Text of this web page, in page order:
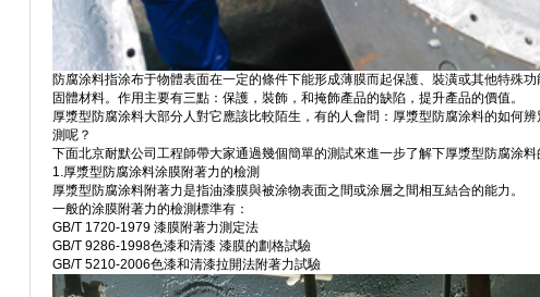
防腐涂料指涂布于物體表面在一定的條件下能形成薄膜而起保護、裝潢或其他特殊
固體材料。作用主要有三點：保護，裝飾，和掩飾產品的缺陷，提升產品的價值。
厚漿型防腐涂料大部分人對它應該比較陌生，有的人會問：厚漿型防腐涂料的如何
測呢？
下面北京耐默公司工程師帶大家通過幾個簡單的測試來進一步了解下厚漿型防腐涂料
1.厚漿型防腐涂料涂膜附著力的檢測
厚漿型防腐涂料附著力是指油漆膜與被涂物表面之間或涂層之間相互結合的能力。
一般的涂膜附著力的檢測標準有：
GB/T 1720-1979 漆膜附著力測定法
GB/T 9286-1998色漆和清漆 漆膜的劃格試驗
GB/T 5210-2006色漆和清漆拉開法附著力試驗